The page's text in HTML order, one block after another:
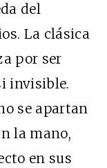
del
La clásica
por ser
invisible.
se apartan
la mano,
en sus